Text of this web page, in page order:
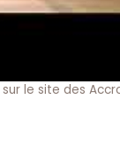
le site des